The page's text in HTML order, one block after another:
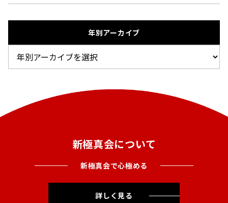
年別アーカイブ
新極真会について
新極真会で心極める
詳しく見る